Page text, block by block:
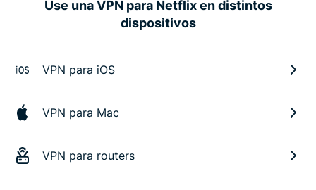
Use una VPN para Netflix en distintos
dispositivos
VPN para iOS
VPN para Mac
VPN para routers